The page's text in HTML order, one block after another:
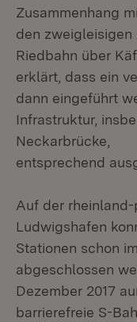
Zusammenhang
den
Riedbahn über
erklärt, dass ein
dann eingeführt
Infrastruktur,
Neckarbrücke,
entsprechend
Auf der
Ludwigshafen
Stationen schon
abgeschlossen
Dezember 2017
barrierefreie S-